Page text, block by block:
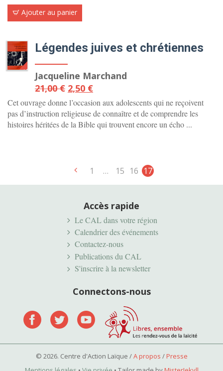
Ajouter au panier
ÉPUISÉ
Légendes juives et chrétiennes
Jacqueline Marchand
21,00€ Le
prix
initial
était :
2,50 €Le
prix
actuel
est :
Cet ouvrage donne l’occasion aux adolescents qui ne reçoivent
pas d’instruction religieuse de connaître et de comprendre les
histoires héritées de la Bible qui trouvent encore un écho ...
1 … 15 16 17
Accès rapide
Le CAL dans votre région
Calendrier des événements
Contactez-nous
Publications du CAL
S'inscrire à la newsletter
Connectons-nous
© 2026. Centre d'Action Laïque /A propos /Presse